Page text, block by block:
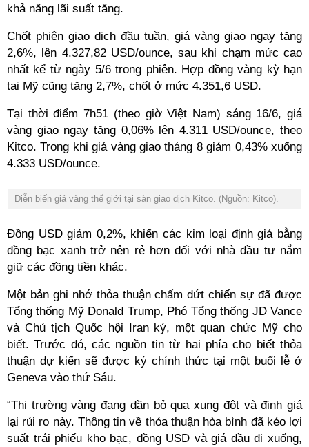
khả năng lãi suất tăng.
Chốt phiên giao dịch đầu tuần, giá vàng giao ngay tăng
2,6%, lên 4.327,82 USD/ounce, sau khi chạm mức cao
nhất kể từ ngày 5/6 trong phiên. Hợp đồng vàng kỳ hạn
tại Mỹ cũng tăng 2,7%, chốt ở mức 4.351,6 USD.
Tại thời điểm 7h51 (theo giờ Việt Nam) sáng 16/6, giá
vàng giao ngay tăng 0,06% lên 4.311 USD/ounce, theo
Kitco. Trong khi giá vàng giao tháng 8 giảm 0,43% xuống
4.333 USD/ounce.
Diễn biến giá vàng thế giới tại sàn giao dịch Kitco. (Nguồn: Kitco).
Đồng USD giảm 0,2%, khiến các kim loại định giá bằng
đồng bạc xanh trở nên rẻ hơn đối với nhà đầu tư nắm
giữ các đồng tiền khác.
Một bản ghi nhớ thỏa thuận chấm dứt chiến sự đã được
Tổng thống Mỹ Donald Trump, Phó Tổng thống JD Vance
và Chủ tịch Quốc hội Iran ký, một quan chức Mỹ cho
biết. Trước đó, các nguồn tin từ hai phía cho biết thỏa
thuận dự kiến sẽ được ký chính thức tại một buổi lễ ở
Geneva vào thứ Sáu.
“Thị trường vàng đang dần bỏ qua xung đột và định giá
lại rủi ro này. Thông tin về thỏa thuận hòa bình đã kéo lợi
suất trái phiếu kho bạc, đồng USD và giá dầu đi xuống,